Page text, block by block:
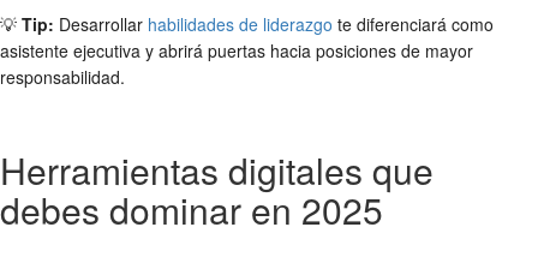
💡 Tip: Desarrollar habilidades de liderazgo te diferenciará como
asistente ejecutiva y abrirá puertas hacia posiciones de mayor
responsabilidad.
Herramientas digitales que
debes dominar en 2025